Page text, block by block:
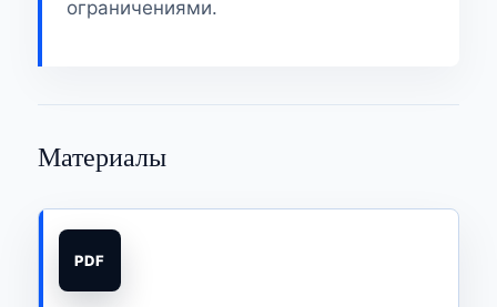
ограничениями.
Материалы